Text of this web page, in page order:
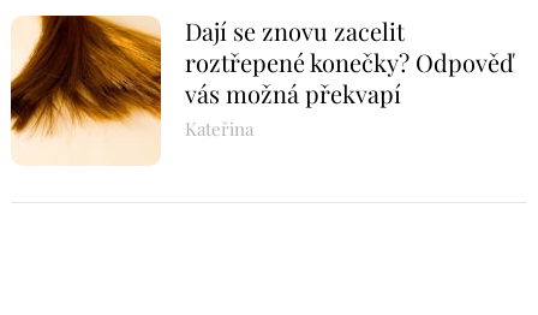
Dají se znovu zacelit
roztřepené konečky? Odpověď
vás možná překvapí
Kateřina